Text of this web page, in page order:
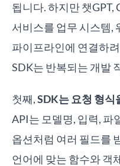
됩니다. 하지만 챗GPT,
서비스를 업무 시스템,
파이프라인에 연결하
SDK는 반복되는 개발
첫째,SDK는 요청 형식
API는 모델명, 입력, 파
옵션처럼 여러 필드를
언어에 맞는 함수와 객